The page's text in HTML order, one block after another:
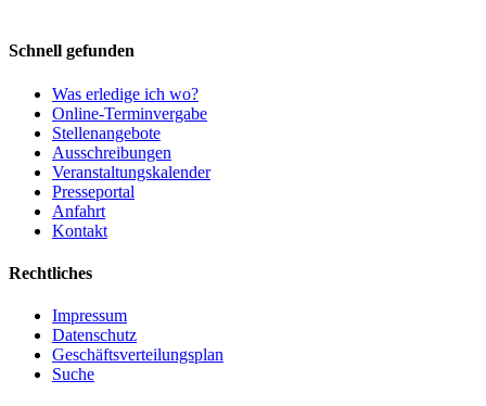
Schnell gefunden
Was erledige ich wo?
Online-Terminvergabe
Stellenangebote
Ausschreibungen
Veranstaltungskalender
Presseportal
Anfahrt
Kontakt
Rechtliches
Impressum
Datenschutz
Geschäftsverteilungsplan
Suche